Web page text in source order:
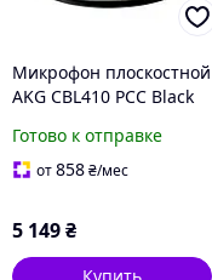
Микрофон плоскостной
AKG CBL410 PCC Black
Готово к отправке
от858₴/мес
5 149₴
Купить